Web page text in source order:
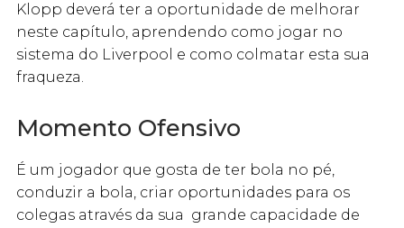
Klopp deverá ter a oportunidade de melhorar
neste capítulo, aprendendo como jogar no
sistema do Liverpool e como colmatar esta sua
fraqueza.
Momento Ofensivo
É um jogador que gosta de ter bola no pé,
conduzir a bola, criar oportunidades para os
colegas através da sua grande capacidade de